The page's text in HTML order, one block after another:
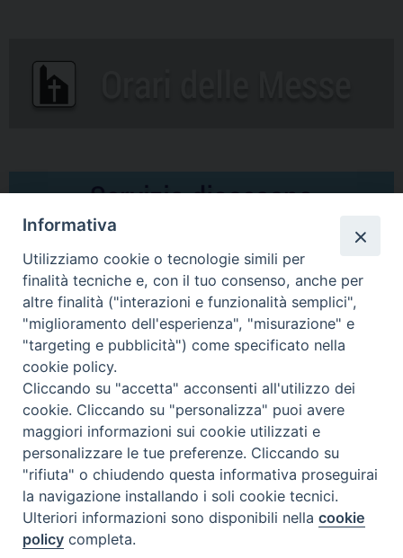
Comunicati Stampa
Il cordoglio dei Vescovi di Puglia per la morte di S.E.R. Mons. Agostino
Superbo
Nasce la Consulta Diocesana delle Aggregazioni Laicali di Castellaneta
Archivio comunicati stampa
2026 © Diocesi di Castellaneta
Informativa
Utilizziamo cookie o tecnologie simili per
finalità tecniche e, con il tuo consenso, anche per
altre finalità ("interazioni e funzionalità semplici",
"miglioramento dell'esperienza", "misurazione" e
"targeting e pubblicità") come specificato nella
cookie policy.
Cliccando su "accetta" acconsenti all'utilizzo dei
cookie. Cliccando su "personalizza" puoi avere
maggiori informazioni sui cookie utilizzati e
personalizzare le tue preferenze. Cliccando su
"rifiuta" o chiudendo questa informativa proseguirai
la navigazione installando i soli cookie tecnici.
Ulteriori informazioni sono disponibili nellacookie
policy completa.